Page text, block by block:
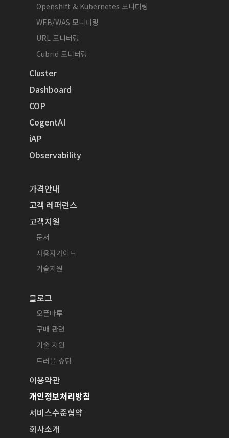
Openshift & Kubernetes 모니터링
WEB/WAS 모니터링
URL 모니터링
Cubrid 모니터링
Cluster
Dashboard
COP
CogentAI
iAP
Observability
가격안내
고객 레퍼런스
고객지원
문서
사용자가이드
기술지원
블로그
오픈마루
구매 관련
기술 지원
트러블 슈팅
이용약관
개인정보처리방침
서비스수준협약
회사소개